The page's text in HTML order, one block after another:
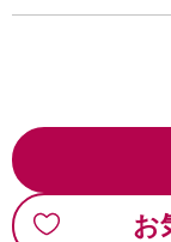
お